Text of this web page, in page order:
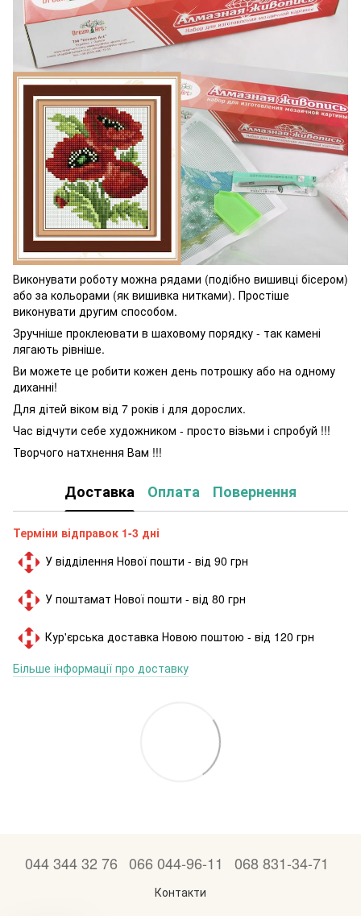
Виконувати роботу можна рядами (подібно вишивці бісером)
або за кольорами (як вишивка нитками). Простіше
виконувати другим способом.
Зручніше проклеювати в шаховому порядку - так камені
лягають рівніше.
Ви можете це робити кожен день потрошку або на одному
диханні!
Для дітей віком від 7 років і для дорослих.
Час відчути себе художником - просто візьми і спробуй !!!
Творчого натхнення Вам !!!
Доставка Оплата Повернення
Терміни відправок 1-3 дні
У відділення Нової пошти - від 90 грн
У поштамат Нової пошти - від 80 грн
Кур'єрська доставка Новою поштою - від 120 грн
Більше інформації про доставку
044 344 32 76 066 044-96-11 068 831-34-71
Контакти